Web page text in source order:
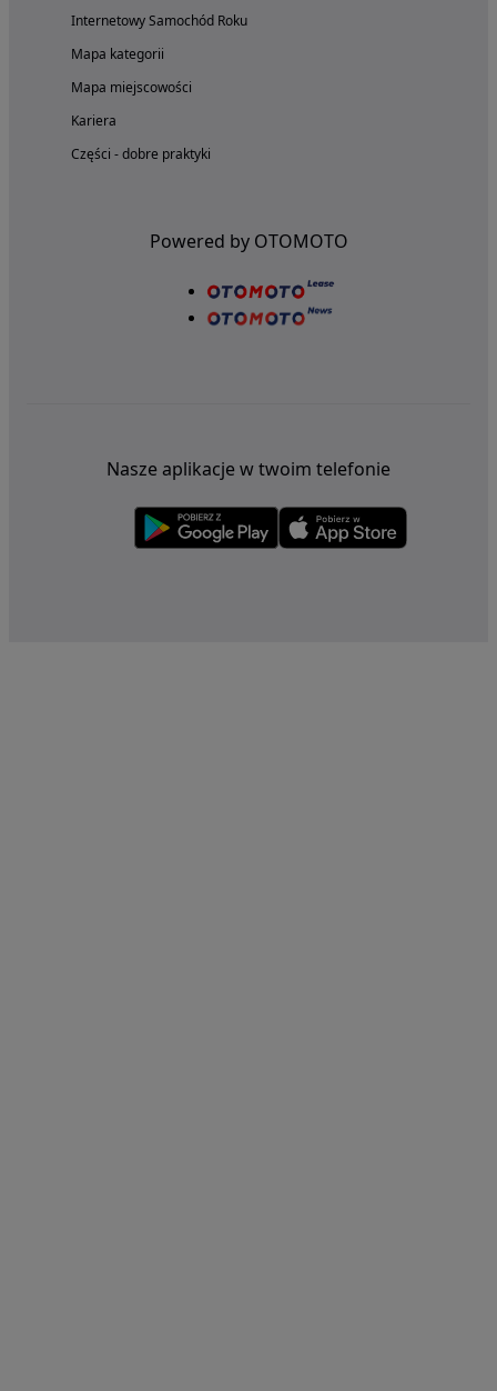
Internetowy Samochód Roku
Mapa kategorii
Mapa miejscowości
Kariera
Części - dobre praktyki
Powered by OTOMOTO
Nasze aplikacje w twoim telefonie